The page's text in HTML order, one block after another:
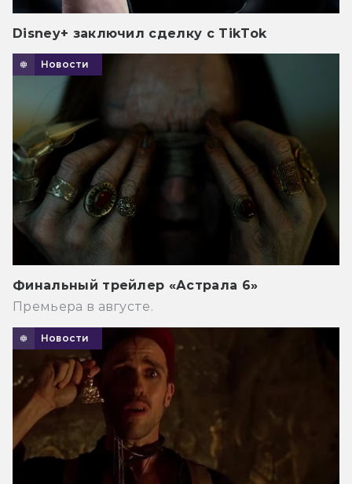
Disney+ заключил сделку с TikTok
Новости
Финальный трейлер «Астрала 6»
Премьера в августе.
Новости